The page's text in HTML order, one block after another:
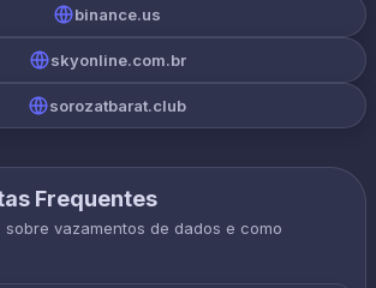
binance.us
skyonline.com.br
sorozatbarat.club
Frequentes
sobre vazamentos de dados e como